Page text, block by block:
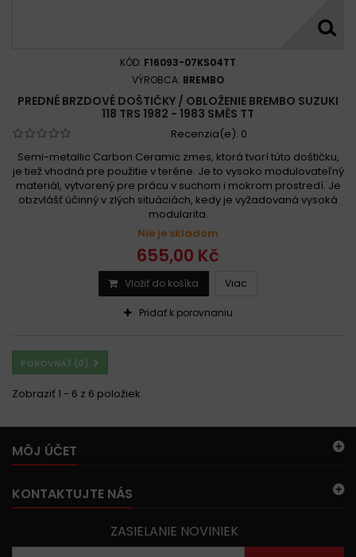
KÓD: F16093-07KS04TT
VÝROBCA: BREMBO
PREDNÉ BRZDOVÉ DOŠTIČKY / OBLOŽENIE BREMBO SUZUKI
118 TRS 1982 - 1983 SMĚS TT
Recenzia(e): 0
Semi-metallic Carbon Ceramic zmes, ktorá tvorí túto doštičku,
je tiež vhodná pre použitie v teréne. Je to vysoko modulovateľný
materiál, vytvorený pre prácu v suchom i mokrom prostredí. Je
obzvlášť účinný v zlých situáciách, kedy je vyžadovaná vysoká
modularita.
Nie je skladom
655,00 Kč
Vložiť do košíka Viac
Pridať k porovnaniu
POROVNAŤ (0)
Zobraziť 1 - 6 z 6 položiek
MÔJ ÚČET
KONTAKTUJTE NÁS
ZASIELANIE NOVINIEK